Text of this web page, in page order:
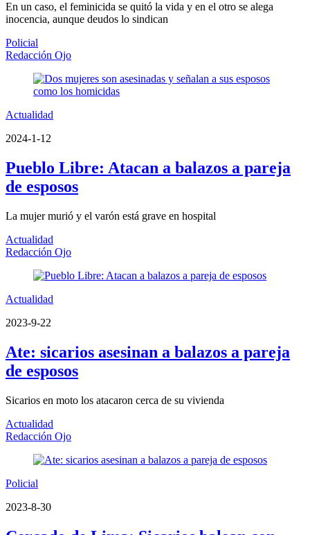
En un caso, el feminicida se quitó la vida y en el otro se alega
inocencia, aunque deudos lo sindican
Policial
Redacción Ojo
Actualidad
2024-1-12
Pueblo Libre: Atacan a balazos a pareja
de esposos
La mujer murió y el varón está grave en hospital
Actualidad
Redacción Ojo
Actualidad
2023-9-22
Ate: sicarios asesinan a balazos a pareja
de esposos
Sicarios en moto los atacaron cerca de su vivienda
Actualidad
Redacción Ojo
Policial
2023-8-30